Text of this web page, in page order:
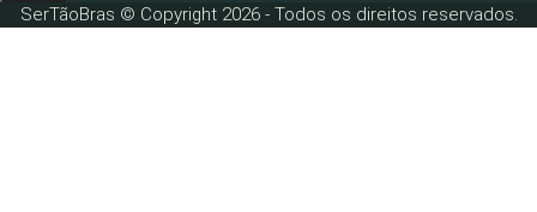
SerTãoBras © Copyright 2026 - Todos os direitos reservados.